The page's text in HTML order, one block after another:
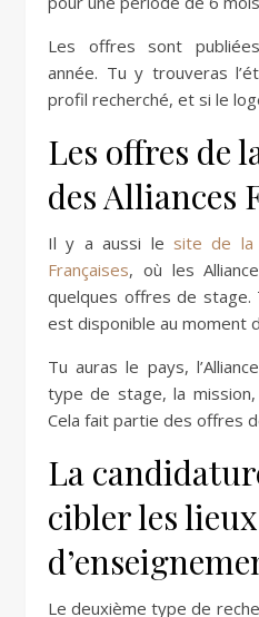
Les offres sont
année. Tu y trouveras
profil recherché, et si le
Les offres de
des Alliances
Il y a aussi le site de la
Françaises, où les
quelques offres de stage.
est disponible au moment
Tu auras le pays,
type de stage, la
Cela fait partie des offres
La
cibler les lieux
Le deuxième type de